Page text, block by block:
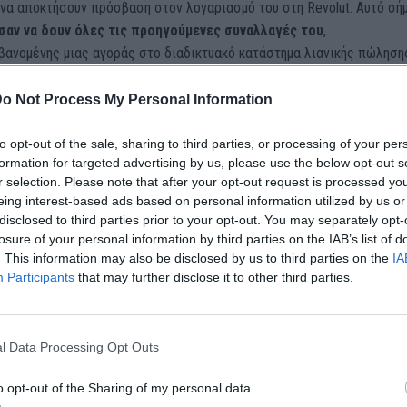
Not Process My Personal Information
opt-out of the sale, sharing to third parties, or processing of your
for targeted advertising by us, please use the below opt-out
selection. Please note that after your opt-out request is processed
interest-based ads based on personal information utilized by us
to third parties prior to your opt-out. You may separately
of your personal information by third parties on the IAB’s list of
This information may also be disclosed by us to third parties on the
Participants that may further disclose it to other third parties.
Data Processing Opt Outs
opt-out of the Sharing of my personal data.
αποκτήσουν πρόσβαση στον λογαριασμό του στη Revolut. Αυτό
να δουν όλες τις προηγούμενες συναλλαγές του,
μιας αγοράς στο διαδικτυακό κατάστημα λιανικής
τη Revolut, το οποίο του ζητούσε να επιβεβαιώσει το ίδιο ακριβώς
ξοδέψει – 21,98 λίρες –πληκτρολογώντας έναν εξαψήφιο
ίδιος είπε: “Ναι, εγώ ήμουν” και διάβασε τον κωδικό στους
είχε συνειδητοποιήσει ήταν ότι είχαν δημιουργήσει τον δικό τους
που επίσης ονομαζόταν Etsy – και με τον κωδικό που του είχε
δύο παρόμοια μηνύματα για την
λογαριασμούς, με την ονομασία “Revolut fees” και
Τζακ ενέκρινε και αυτές. Κάπως έτσι άρχισαν να φεύγουν τα